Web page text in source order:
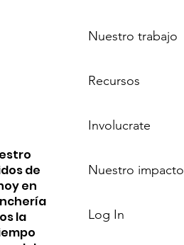
de
en
la
Nuestro trabajo
Recursos
Involucrate
Nuestro impacto
Log In